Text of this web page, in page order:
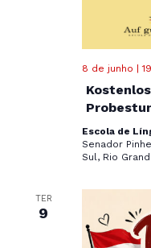
8 de junho |
Escola de
Senador
Sul, Rio
TER
9